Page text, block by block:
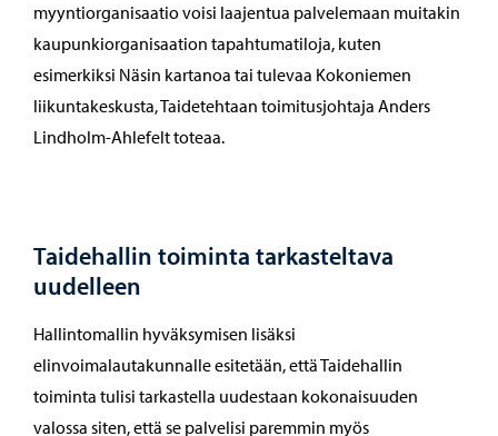
myyntiorganisaatio voisi laajentua palvelemaan muitakin
kaupunkiorganisaation tapahtumatiloja, kuten
esimerkiksi Näsin kartanoa tai tulevaa Kokoniemen
liikuntakeskusta, Taidetehtaan toimitusjohtaja Anders
Lindholm-Ahlefelt toteaa.
Taidehallin toiminta tarkasteltava
uudelleen
Hallintomallin hyväksymisen lisäksi
elinvoimalautakunnalle esitetään, että Taidehallin
toiminta tulisi tarkastella uudestaan kokonaisuuden
valossa siten, että se palvelisi paremmin myös